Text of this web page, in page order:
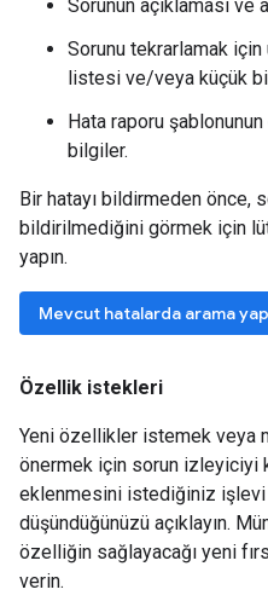
Sorunun açıklaması ve
Sorunu tekrarlamak için
listesi ve/veya küçük
Hata raporu
bilgiler.
Bir hatayı bildirmeden önce,
bildirilmediğini görmek için
yapın.
Mevcut hatalarda arama
Özellik istekleri
Yeni özellikler istemek veya
önermek için sorun izleyiciyi
eklenmesini istediğiniz
düşündüğünüzü açıklayın.
özelliğin sağlayacağı yeni
verin.